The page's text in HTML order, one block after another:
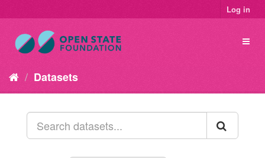
Log in
Datasets